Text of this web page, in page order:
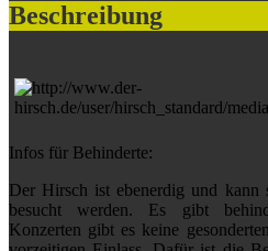
Beschreibung
Infos für Behinderte:
Der Hirsch ist ebenerdig und kann
besucht werden. Es gibt
Konzerten gibt es keine